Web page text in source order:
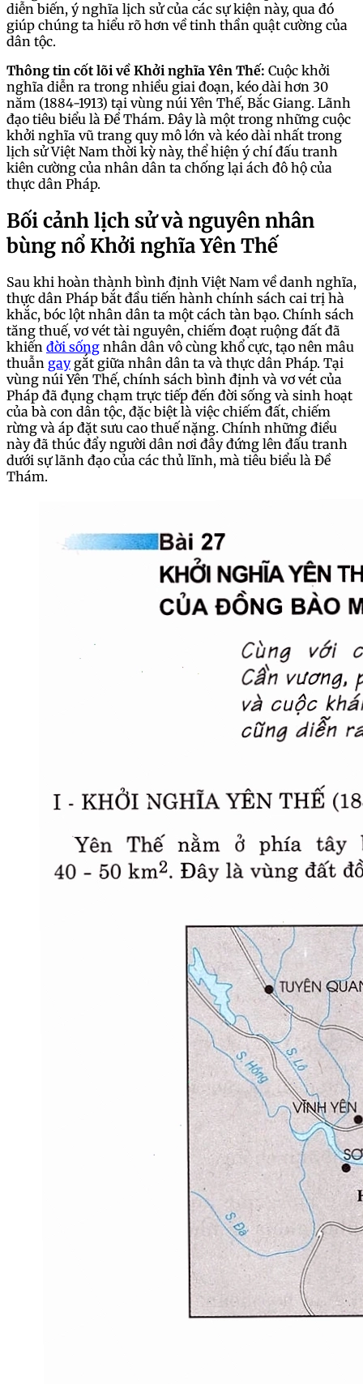
diễn biến, ý nghĩa lịch sử của các sự kiện này, qua đó
giúp chúng ta hiểu rõ hơn về tinh thần quật cường của
dân tộc.
Thông tin cốt lõi về Khởi nghĩa Yên Thế: Cuộc khởi
nghĩa diễn ra trong nhiều giai đoạn, kéo dài hơn 30
năm (1884-1913) tại vùng núi Yên Thế, Bắc Giang. Lãnh
đạo tiêu biểu là Đề Thám. Đây là một trong những cuộc
khởi nghĩa vũ trang quy mô lớn và kéo dài nhất trong
lịch sử Việt Nam thời kỳ này, thể hiện ý chí đấu tranh
kiên cường của nhân dân ta chống lại ách đô hộ của
thực dân Pháp.
Bối cảnh lịch sử và nguyên nhân
bùng nổ Khởi nghĩa Yên Thế
Sau khi hoàn thành bình định Việt Nam về danh nghĩa,
thực dân Pháp bắt đầu tiến hành chính sách cai trị hà
khắc, bóc lột nhân dân ta một cách tàn bạo. Chính sách
tăng thuế, vơ vét tài nguyên, chiếm đoạt ruộng đất đã
khiến đời sống nhân dân vô cùng khổ cực, tạo nên mâu
thuẫn gaygắt giữa nhân dân ta và thực dân Pháp. Tại
vùng núi Yên Thế, chính sách bình định và vơ vét của
Pháp đã đụng chạm trực tiếp đến đời sống và sinh hoạt
của bà con dân tộc, đặc biệt là việc chiếm đất, chiếm
rừng và áp đặt sưu cao thuế nặng. Chính những điều
này đã thúc đẩy người dân nơi đây đứng lên đấu tranh
dưới sự lãnh đạo của các thủ lĩnh, mà tiêu biểu là Đề
Thám.